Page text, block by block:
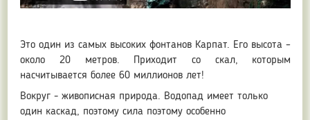
Это один из самых высоких фонтанов Карпат. Его высота –
около 20 метров. Приходит со скал, которым
насчитывается более 60 миллионов лет!
Вокруг - живописная природа. Водопад имеет только
один каскад, поэтому сила поэтому особенно